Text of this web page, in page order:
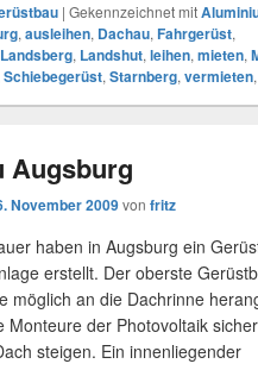
| Gekennzeichnet mit
, ausleihen, Dachau, Fahrgerüst,
Landsberg, Landshut, leihen, mieten,
Schiebegerüst, Starnberg, vermieten,
Augsburg
November 2009von fritz
haben in Augsburg ein
erstellt. Der oberste
möglich an die Dachrinne
Monteure der Photovoltaik
steigen. Ein innenliegender